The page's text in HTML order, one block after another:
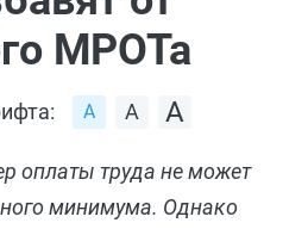
МРОТа
оплаты труда не может
минимума. Однако